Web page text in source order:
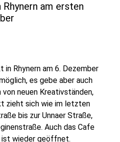
am ersten
in Rhynern am 6. Dezember
es gebe aber auch
neuen Kreativständen,
zieht sich wie im letzten
bis zur Unnaer Straße,
Auch das Cafe
ist wieder geöffnet.